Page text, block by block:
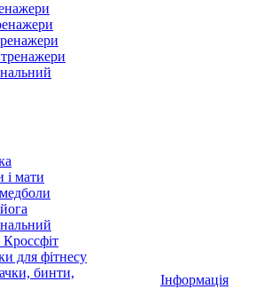
мати
Кроссфіт
для фітнесу
бинти,
Інформація